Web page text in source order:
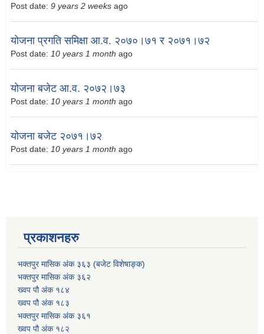
Post date: 9 years 2 weeks ago
योजना प्रगति समिक्षा आ.व. २०७०।७१ र २०७१।७२
Post date: 10 years 1 month ago
योजना बजेट आ.व. २०७२।७३
Post date: 10 years 1 month ago
योजना बजेट २०७१।७२
Post date: 10 years 1 month ago
प्रकाशनहरु
भक्तपुर मासिक अंक ३६३ (बजेट विशेषाङ्क)
भक्तपुर मासिक अंक ३६२
ख्वप पौ अंक १८४
ख्वप पौ अंक १८३
भक्तपुर मासिक अंक ३६१
ख्वप पौ अंक १८२